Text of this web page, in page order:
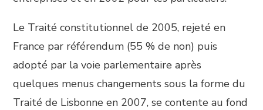
Le Traité constitutionnel de 2005, rejeté en
France par référendum (55 % de non) puis
adopté par la voie parlementaire après
quelques menus changements sous la forme du
Traité de Lisbonne en 2007, se contente au fond